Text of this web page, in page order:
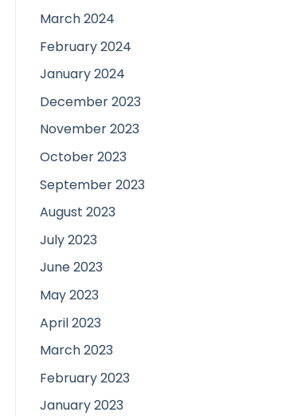
March 2024
February 2024
January 2024
December 2023
November 2023
October 2023
September 2023
August 2023
July 2023
June 2023
May 2023
April 2023
March 2023
February 2023
January 2023